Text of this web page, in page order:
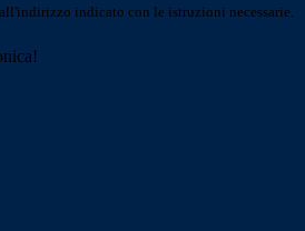
indicato con le istruzioni necessarie.